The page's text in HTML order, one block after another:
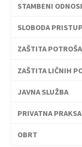
STAMBENI ODNOSI
SLOBODA
ZAŠTITA
ZAŠTITA LIČNIH
JAVNA SLUŽBA
PRIVATNA PRAKSA
OBRT